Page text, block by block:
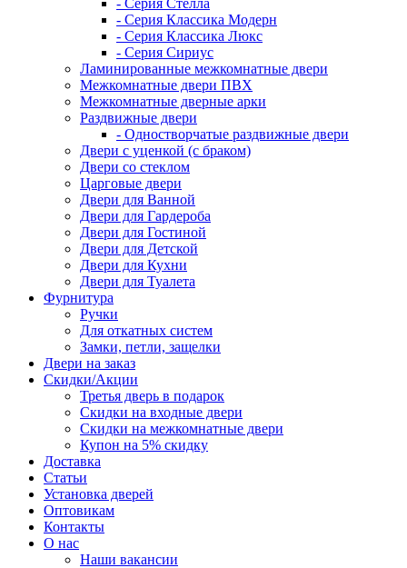
- Серия Стелла
- Серия Классика Модерн
- Серия Классика Люкс
- Серия Сириус
Ламинированные межкомнатные двери
Межкомнатные двери ПВХ
Межкомнатные дверные арки
Раздвижные двери
- Одностворчатые раздвижные двери
Двери с уценкой (с браком)
Двери со стеклом
Царговые двери
Двери для Ванной
Двери для Гардероба
Двери для Гостиной
Двери для Детской
Двери для Кухни
Двери для Туалета
Фурнитура
Ручки
Для откатных систем
Замки, петли, защелки
Двери на заказ
Скидки/Акции
Третья дверь в подарок
Скидки на входные двери
Скидки на межкомнатные двери
Купон на 5% скидку
Доставка
Статьи
Установка дверей
Оптовикам
Контакты
О нас
Наши вакансии